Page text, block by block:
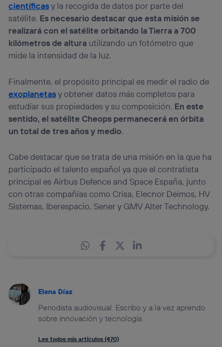
científicasy la recogida de datos por parte del
satélite. Es necesario destacar que esta misión se
realizará con el satélite orbitando la Tierra a 700
kilómetros de altura utilizando un fotómetro que
mide la intensidad de la luz.
Finalmente, el propósito principal es medir el radio de
exoplanetasy obtener datos más completos para
estudiar sus propiedades y su composición. En este
sentido, el satélite Cheops permanecerá en órbita
un total de tres años y medio.
Cabe destacar que se trata de una misión en la que ha
participado el talento español ya que el contratista
principal es Airbus Defence and Space España, junto
con otras compañías como Crisa, Elecnor Deimos, HV
Sistemas, Iberespacio, Sener y GMV Alter Technology.
Elena Díaz
Periodista audiovisual. Escribo y a la vez aprendo
sobre innovación y tecnología.
Lee todos mis artículos (470)